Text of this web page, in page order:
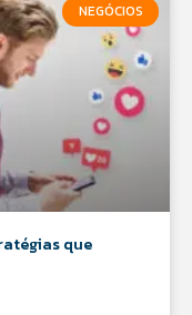
NEGÓCIOS
que